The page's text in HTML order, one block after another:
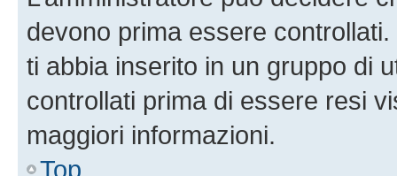
devono prima essere
ti abbia inserito in un gruppo di
controllati prima di essere resi
maggiori informazioni.
Top